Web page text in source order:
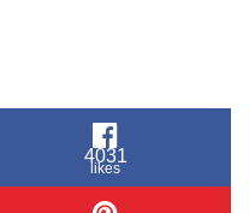
4031
likes